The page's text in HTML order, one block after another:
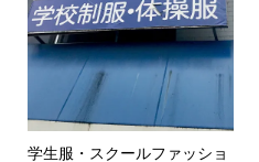
学生服・スクールファッショ